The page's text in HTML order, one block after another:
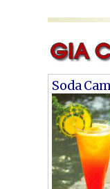
Soda